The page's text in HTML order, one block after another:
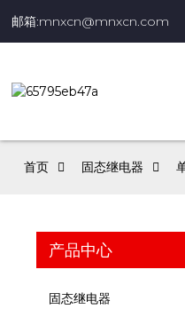
邮箱:mnxcn@mnxcn.com
首页 固态继电器
产品中心
固态继电器